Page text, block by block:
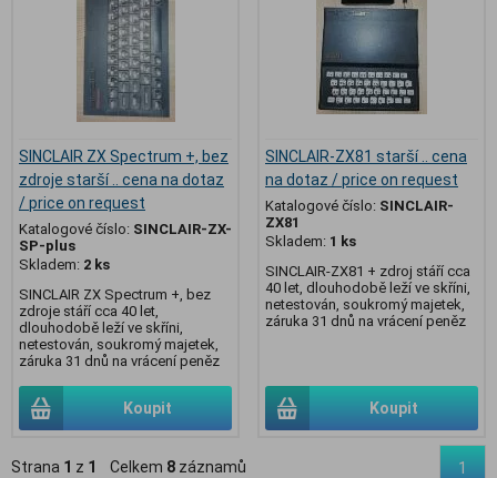
SINCLAIR ZX Spectrum +, bez
zdroje starší .. cena na dotaz
/ price on request
Katalogové číslo: SINCLAIR-ZX-
SP-plus
Skladem: 2 ks
SINCLAIR ZX Spectrum +, bez
zdroje stáří cca 40 let,
dlouhodobě leží ve skříni,
netestován, soukromý majetek,
záruka 31 dnů na vrácení peněz
Koupit
SINCLAIR-ZX81 starší .. cena
na dotaz / price on request
Katalogové číslo: SINCLAIR-
ZX81
Skladem: 1 ks
SINCLAIR-ZX81 + zdroj stáří cca
40 let, dlouhodobě leží ve skříni,
netestován, soukromý majetek,
záruka 31 dnů na vrácení peněz
Koupit
Strana 1 z 1 Celkem 8 záznamů 1